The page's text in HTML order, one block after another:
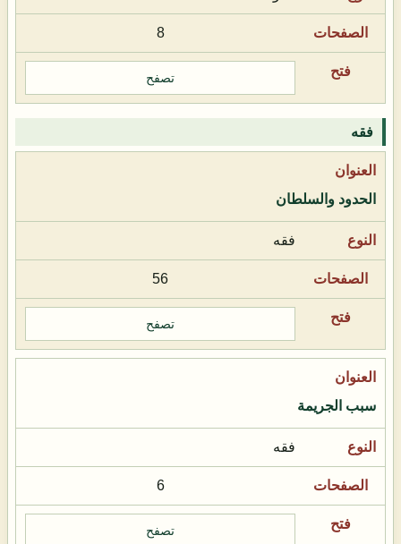
8
تصفح
فقه
الحدود والسلطان
فقه
56
تصفح
سبب الجريمة
فقه
6
تصفح